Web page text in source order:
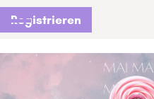
Registrieren